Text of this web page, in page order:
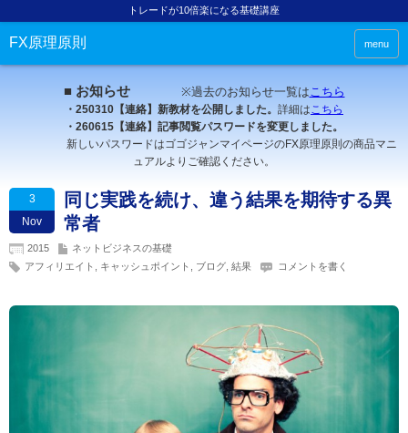
トレードが10倍楽になる基礎講座
FX原理原則 menu
■ お知らせ ※過去のお知らせ一覧はこちら
・250310【連絡】新教材を公開しました。 詳細はこちら
・260615【連絡】記事閲覧パスワードを変更しました。
新しいパスワードはゴゴジャンマイページのFX原理原則の商品マニ
ュアルよりご確認ください。
3
Nov
同じ実践を続け、違う結果を期待する異
常者
2015
ネットビジネスの基礎
アフィリエイト
キャッシュポイント ブログ 結果 コメントを書く